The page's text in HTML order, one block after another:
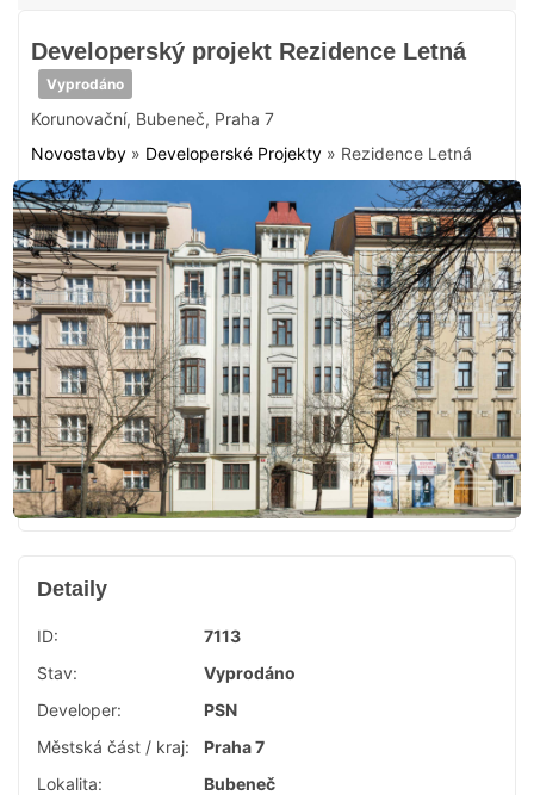
Developerský projekt Rezidence Letná
Vyprodáno
Korunovační, Bubeneč, Praha 7
Novostavby » Developerské Projekty » Rezidence Letná
Detaily
ID:
7113
Stav:
Vyprodáno
Developer:
PSN
Městská část / kraj:
Praha 7
Lokalita:
Bubeneč